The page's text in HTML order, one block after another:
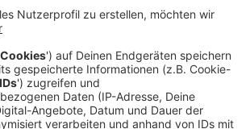
hätten im letzten Jahr an der
ihr Studium aufgenommen, im
waren es noch 300 mehr. Aber auch
den letzten Jahren ist die Zahl der